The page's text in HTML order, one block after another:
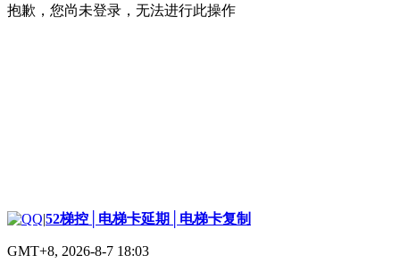
抱歉，您尚未登录，无法进行此操作
|52梯控│电梯卡延期│电梯卡复制
GMT+8, 2026-8-7 18:03